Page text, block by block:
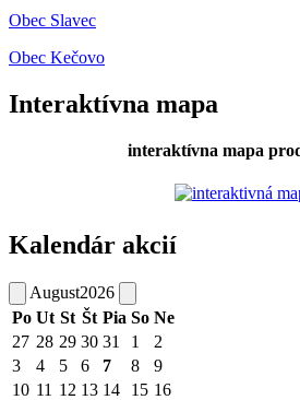
Obec Slavec
Obec Kečovo
Interaktívna mapa
interaktívna mapa
Kalendár akcií
August2026
Po Ut St Št Pia So Ne
27 28 29 30 31 1
2
3
4 5 6 7 8
9
10 11 12 13 14 15 16